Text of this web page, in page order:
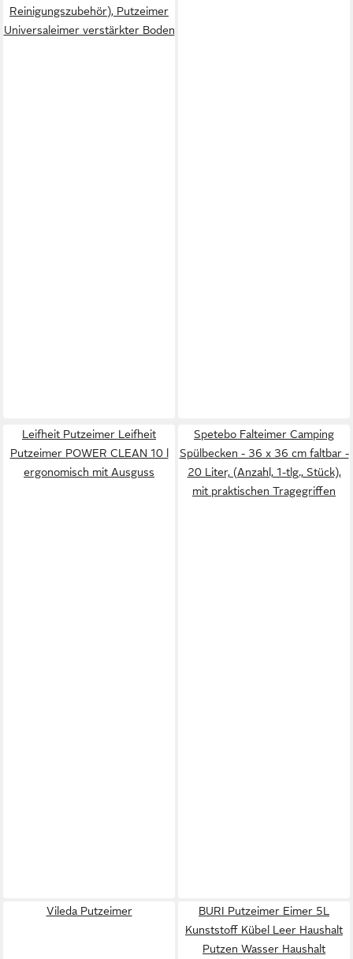
Reinigungszubehör), Putzeimer
Universaleimer verstärkter Boden
Leifheit Putzeimer Leifheit
Putzeimer POWER CLEAN 10 l
ergonomisch mit Ausguss
Spetebo Falteimer Camping
Spülbecken - 36 x 36 cm faltbar -
20 Liter, (Anzahl, 1-tlg., Stück),
mit praktischen Tragegriffen
Vileda Putzeimer
BURI Putzeimer Eimer 5L
Kunststoff Kübel Leer Haushalt
Putzen Wasser Haushalt